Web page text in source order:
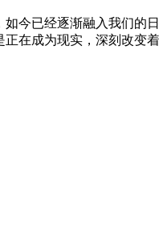
今已经逐渐融入我们
在成为现实，深刻改变着